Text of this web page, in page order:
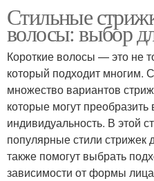
Стильные
волосы: выбор
Короткие волосы — это не
который подходит многим.
множество вариантов
которые могут
индивидуальность. В этой
популярные стили
также помогут выбрать
зависимости от формы